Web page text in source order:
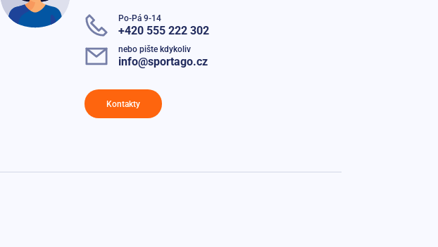
Po-Pá 9-14
+420 555 222 302
nebo pište kdykoliv
info@sportago.cz
Kontakty